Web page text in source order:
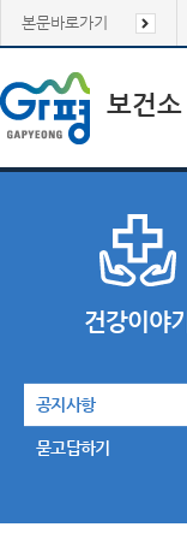
본문바로가기
보건소
건강이야기
공지사항
묻고답하기